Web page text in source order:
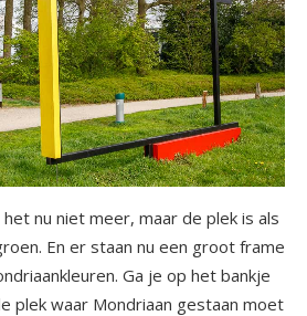
nu niet meer, maar de plek is als
En er staan nu een groot frame
Ga je op het bankje
plek waar Mondriaan gestaan moet